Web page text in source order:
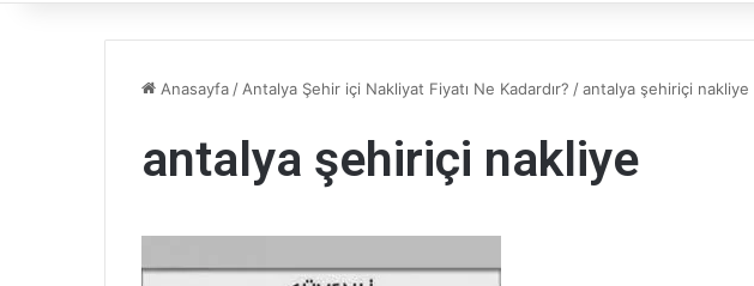
Anasayfa / Antalya Şehir içi Nakliyat Fiyatı Ne Kadardır? /antalya şehiriçi nakliye
antalya şehiriçi nakliye